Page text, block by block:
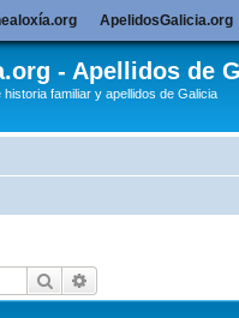
- Apellidos de
familiar y apellidos de Galicia
Buscar
ApelidosGalicia.org